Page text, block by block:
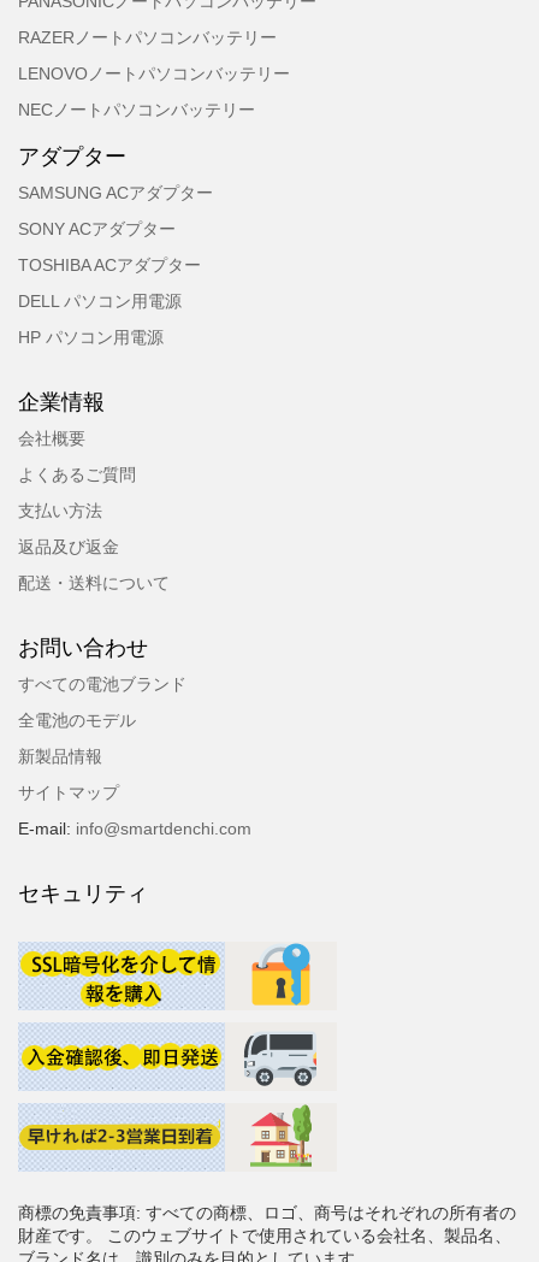
RAZERノートパソコンバッテリー
LENOVOノートパソコンバッテリー
NECノートパソコンバッテリー
アダプター
SAMSUNG ACアダプター
SONY ACアダプター
TOSHIBA ACアダプター
DELL パソコン用電源
HP パソコン用電源
企業情報
会社概要
よくあるご質問
支払い方法
返品及び返金
配送・送料について
お問い合わせ
すべての電池ブランド
全電池のモデル
新製品情報
サイトマップ
E-mail: info@smartdenchi.com
セキュリティ
商標の免責事項: すべての商標、ロゴ、商号はそれぞれの所有者の
財産です。 このウェブサイトで使用されている会社名、製品名、